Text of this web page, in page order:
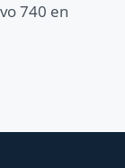
740 en